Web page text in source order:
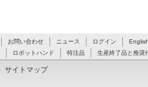
お問い合わせ ニュース ログイン
ロボットハンド 特注品 生産終了品と推奨
サイトマップ